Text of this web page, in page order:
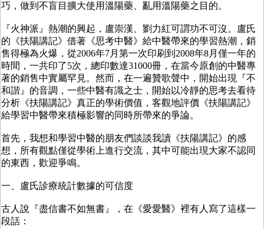
巧，做到不盲目擴大使用溫陽藥、亂用溫陽藥之目的。
『火神派』熱潮的興起，盧崇漢、劉力紅可謂功不可沒。盧氏
的《扶陽講記》借著《思考中醫》給中醫帶來的學習熱潮，銷
售得極為火爆，從2006年7月第一次印刷到2008年8月僅一年的
時間，一共印了5次，總印數達31000冊，在當今原創的中醫專
著的銷售中實屬罕見。然而，在一遍贊歌聲中，開始出現『不
和諧』的音調，一些中醫有識之士，開始以冷靜的思考去看待
分析《扶陽講記》真正的學術價值，客觀地評價《扶陽講記》
給學習中醫帶來積極影響的同時所帶來的爭論。
首先，我想和學習中醫的朋友們談談我讀《扶陽講記》的感
想，所有觀點僅從學術上進行交流，其中可能出現大家不認同
的東西，歡迎爭鳴。
一、盧氏診療統計數據的可信度
古人說『盡信書不如無書』，在《愛愛醫》裡有人寫了這樣一
段話：